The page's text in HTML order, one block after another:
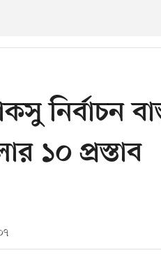
নির্বাচন
১০ প্রস্তাব